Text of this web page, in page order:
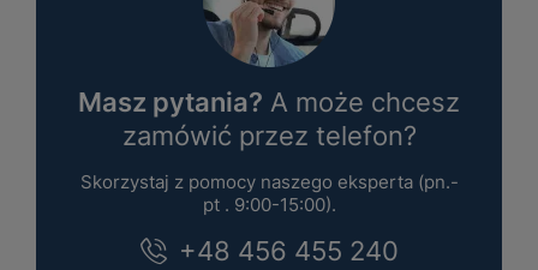
Masz pytania? A może chcesz
zamówić przez telefon?
Skorzystaj z pomocy naszego eksperta (pn.-
pt . 9:00-15:00).
+48 456 455 240